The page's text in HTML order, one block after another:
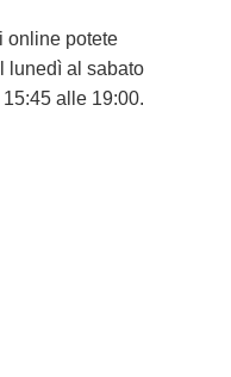
online potete
lunedì al sabato
alle 19:00.